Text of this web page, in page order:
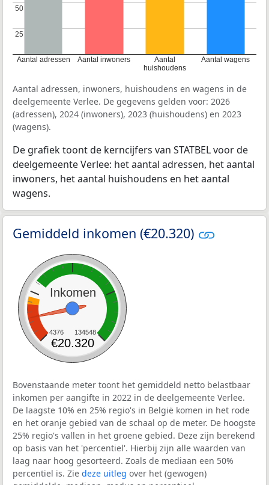
Aantal adressen Aantal inwoners
Aantal
huishoudens
Aantal wagens
25
25
50
50
Aantal adressen, inwoners, huishoudens en wagens in de
deelgemeente Verlee. De gegevens gelden voor: 2026
(adressen), 2024 (inwoners), 2023 (huishoudens) en 2023
(wagens).
De grafiek toont de kerncijfers van STATBEL voor de
deelgemeente Verlee: het aantal adressen, het aantal
inwoners, het aantal huishoudens en het aantal
wagens.
Gemiddeld inkomen (€20.320)
Inkomen
4376 134548
€20.320
Bovenstaande meter toont het gemiddeld netto belastbaar
inkomen per aangifte in 2022 in de deelgemeente Verlee.
De laagste 10% en 25% regio's in België komen in het rode
en het oranje gebied van de schaal op de meter. De hoogste
25% regio's vallen in het groene gebied. Deze zijn berekend
op basis van het 'percentiel'. Hierbij zijn alle waarden van
laag naar hoog gesorteerd. Zoals de mediaan een 50%
percentiel is. Zie deze uitleg over het (gewogen)